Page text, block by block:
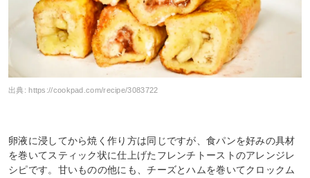
出典: https://cookpad.com/recipe/3083722
卵液に浸してから焼く作り方は同じですが、食パンを好みの具材
を巻いてスティック状に仕上げたフレンチトーストのアレンジレ
シピです。甘いものの他にも、チーズとハムを巻いてクロックム